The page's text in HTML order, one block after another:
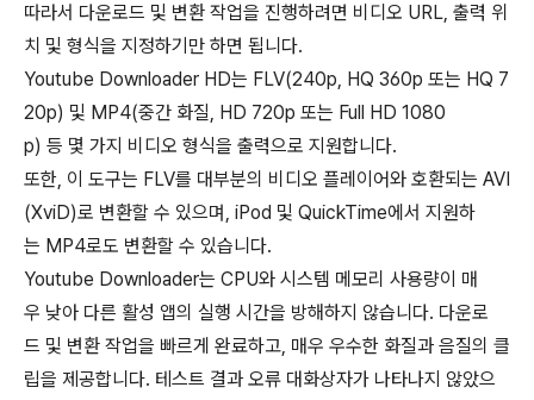
따라서 다운로드 및 변환 작업을 진행하려면 비디오 URL, 출력 위
치 및 형식을 지정하기만 하면 됩니다.
Youtube Downloader HD는 FLV(240p, HQ 360p 또는 HQ 7
20p) 및 MP4(중간 화질, HD 720p 또는 Full HD 1080
p) 등 몇 가지 비디오 형식을 출력으로 지원합니다.
또한, 이 도구는 FLV를 대부분의 비디오 플레이어와 호환되는 AVI
(XviD)로 변환할 수 있으며, iPod 및 QuickTime에서 지원하
는 MP4로도 변환할 수 있습니다.
Youtube Downloader는 CPU와 시스템 메모리 사용량이 매
우 낮아 다른 활성 앱의 실행 시간을 방해하지 않습니다. 다운로
드 및 변환 작업을 빠르게 완료하고, 매우 우수한 화질과 음질의 클
립을 제공합니다. 테스트 결과 오류 대화상자가 나타나지 않았으